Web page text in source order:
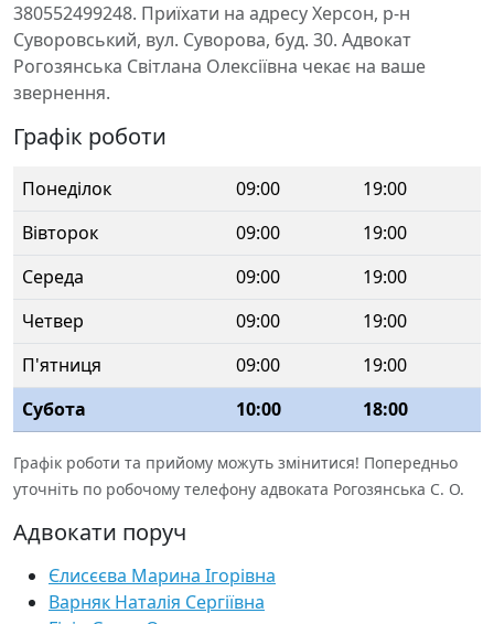
380552499248. Приїхати на адресу Херсон, р-н
Суворовський, вул. Суворова, буд. 30. Адвокат
Рогозянська Світлана Олексіївна чекає на ваше
звернення.
Графік роботи
Понеділок 09:00
19:00
Вівторок
09:00
19:00
Середа
09:00
19:00
Четвер
09:00
19:00
П'ятниця
09:00
19:00
Субота
10:00 18:00
Графік роботи та прийому можуть змінитися! Попередньо
уточніть по робочому телефону адвоката Рогозянська С. О.
Адвокати поруч
Єлисєєва Марина Ігорівна
Варняк Наталія Сергіївна